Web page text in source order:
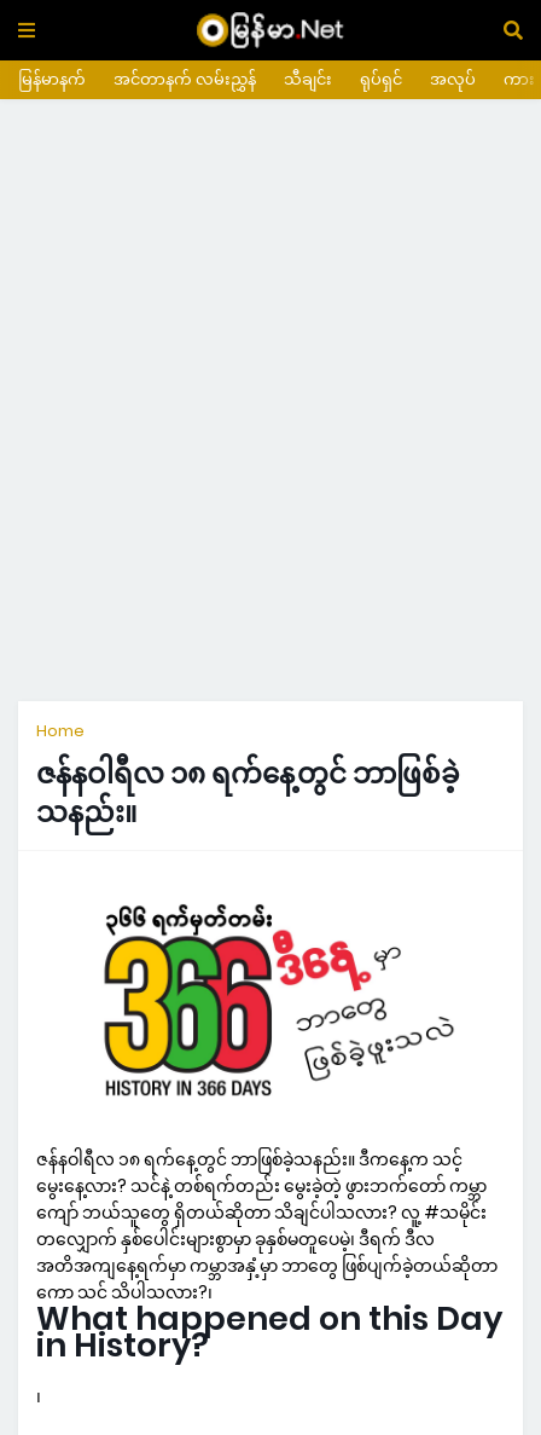
မြန်မာနက် အင်တာနက် လမ်းညွှန် သီချင်း ရုပ်ရှင် အလုပ် ကား
Home
ဇန်နဝါရီလ ၁၈ ရက်နေ့တွင် ဘာဖြစ်ခဲ့
သနည်း။
ဇန်နဝါရီလ ၁၈ ရက်နေ့တွင် ဘာဖြစ်ခဲ့သနည်း။ ဒီကနေ့က သင့်
မွေးနေ့လား? သင်နဲ့ တစ်ရက်တည်း မွေးခဲ့တဲ့ ဖွားဘက်တော် ကမ္ဘာ
ကျော် ဘယ်သူတွေ ရှိတယ်ဆိုတာ သိချင်ပါသလား? လူ့ #သမိုင်း
တလျှောက် နှစ်ပေါင်းများစွာမှာ ခုနှစ်မတူပေမဲ့၊ ဒီရက် ဒီလ
အတိအကျနေ့ရက်မှာ ကမ္ဘာအနှံ့မှာ ဘာတွေ ဖြစ်ပျက်ခဲ့တယ်ဆိုတာ
ကော သင် သိပါသလား?၊
What happened on this Day
in History?
၊